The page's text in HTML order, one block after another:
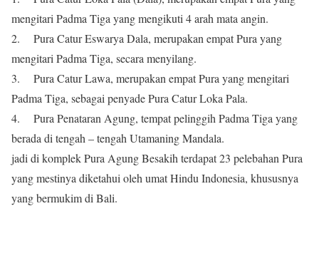
mengitari Padma Tiga yang mengikuti 4 arah mata angin.
2. Pura Catur Eswarya Dala, merupakan empat Pura yang
mengitari Padma Tiga, secara menyilang.
3. Pura Catur Lawa, merupakan empat Pura yang mengitari
Padma Tiga, sebagai penyade Pura Catur Loka Pala.
4. Pura Penataran Agung, tempat pelinggih Padma Tiga yang
berada di tengah – tengah Utamaning Mandala.
jadi di komplek Pura Agung Besakih terdapat 23 pelebahan Pura
yang mestinya diketahui oleh umat Hindu Indonesia, khususnya
yang bermukim di Bali.